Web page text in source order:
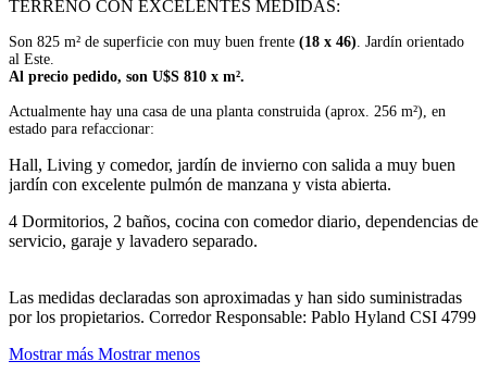
TERRENO CON EXCELENTES MEDIDAS:
Son 825 m² de superficie con muy buen frente (18 x 46) . Jardín orientado
al Este.
Al precio pedido, son U$S 810 x m².
Actualmente hay una casa de una planta construida (aprox. 256 m²), en
estado para refaccionar:
Hall, Living y comedor, jardín de invierno con salida a muy buen
jardín con excelente pulmón de manzana y vista abierta.
4 Dormitorios, 2 baños, cocina con comedor diario, dependencias de
servicio, garaje y lavadero separado.
Las medidas declaradas son aproximadas y han sido suministradas
por los propietarios. Corredor Responsable: Pablo Hyland CSI 4799
Mostrar más Mostrar menos